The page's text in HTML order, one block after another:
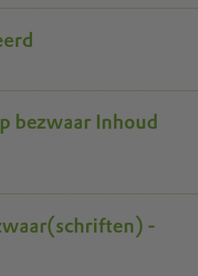
bezwaar Inhoud
-